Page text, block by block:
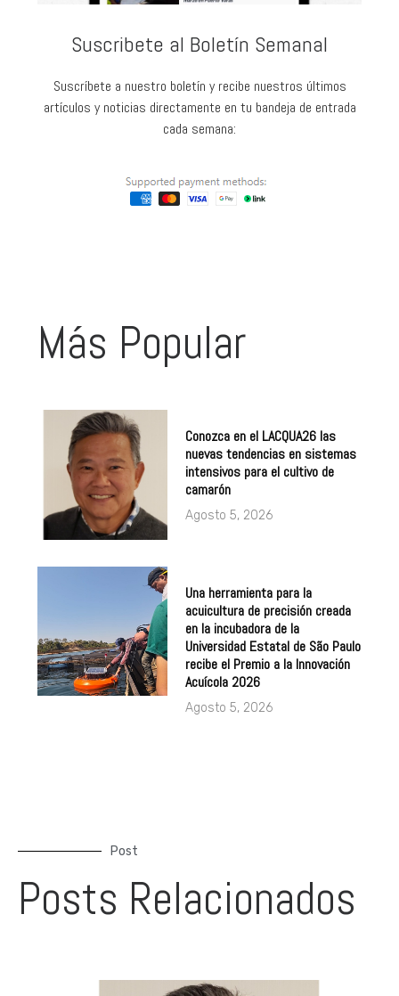
Suscribete al Boletín Semanal
Suscríbete a nuestro boletín y recibe nuestros últimos
artículos y noticias directamente en tu bandeja de entrada
cada semana:
Más Popular
Conozca en el LACQUA26 las
nuevas tendencias en sistemas
intensivos para el cultivo de
camarón
Agosto 5, 2026
Una herramienta para la
acuicultura de precisión creada
en la incubadora de la
Universidad Estatal de São Paulo
recibe el Premio a la Innovación
Acuícola 2026
Agosto 5, 2026
Post
Posts Relacionados